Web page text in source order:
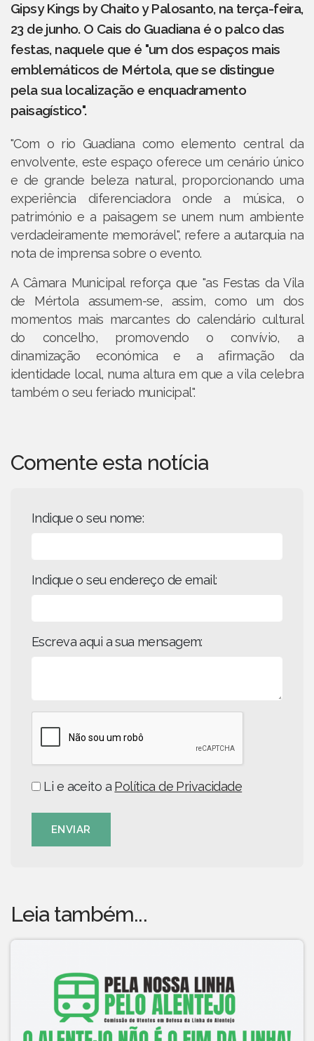
Gipsy Kings by Chaito y Palosanto, na terça-feira,
23 de junho. O Cais do Guadiana é o palco das
festas, naquele que é "um dos espaços mais
emblemáticos de Mértola, que se distingue
pela sua localização e enquadramento
paisagístico".
"Com o rio Guadiana como elemento central da
envolvente, este espaço oferece um cenário único
e de grande beleza natural, proporcionando uma
experiência diferenciadora onde a música, o
património e a paisagem se unem num ambiente
verdadeiramente memorável", refere a autarquia na
nota de imprensa sobre o evento.
A Câmara Municipal reforça que "as Festas da Vila
de Mértola assumem-se, assim, como um dos
momentos mais marcantes do calendário cultural
do concelho, promovendo o convívio, a
dinamização económica e a afirmação da
identidade local, numa altura em que a vila celebra
também o seu feriado municipal".
Comente esta notícia
Indique o seu nome:
Indique o seu endereço de email:
Escreva aqui a sua mensagem:
Li e aceito a Política de Privacidade
ENVIAR
Leia também...